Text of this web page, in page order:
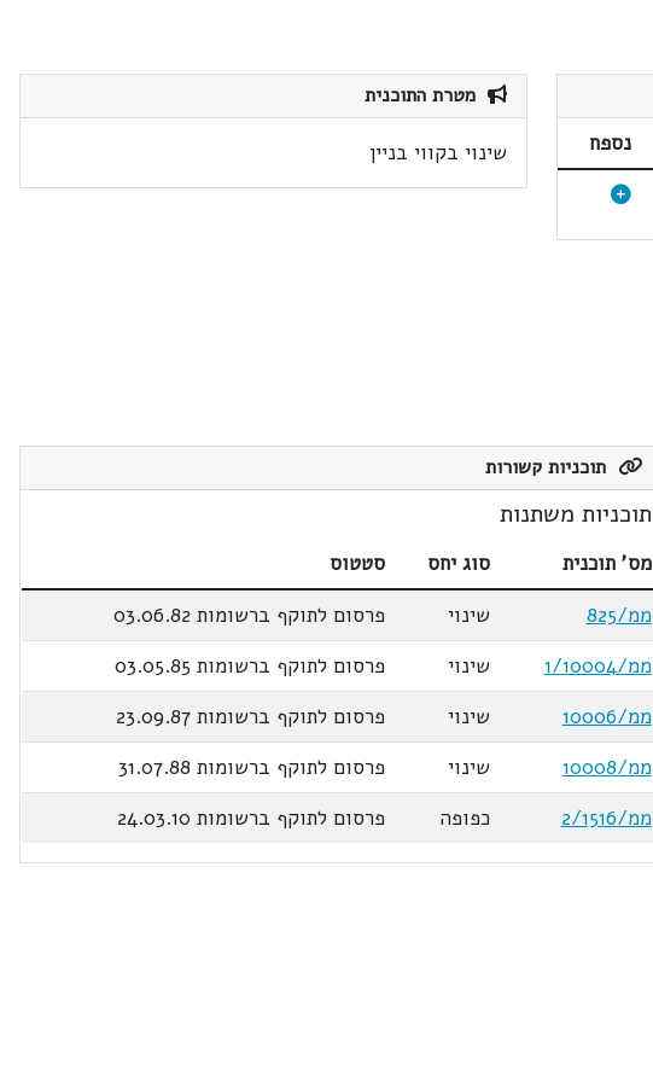
נספח
מטרת התוכנית
שינוי בקווי בניין
תוכניות קשורות
תוכניות משתנות
מס' תוכנית סוג יחס
סטטוס
ממ/825
שינוי
פרסום לתוקף ברשומות 03.06.82
ממ/1/10004
שינוי
פרסום לתוקף ברשומות 03.05.85
ממ/10006
שינוי
פרסום לתוקף ברשומות 23.09.87
ממ/10008
שינוי
פרסום לתוקף ברשומות 31.07.88
ממ/2/1516
כפופה פרסום לתוקף ברשומות 24.03.10